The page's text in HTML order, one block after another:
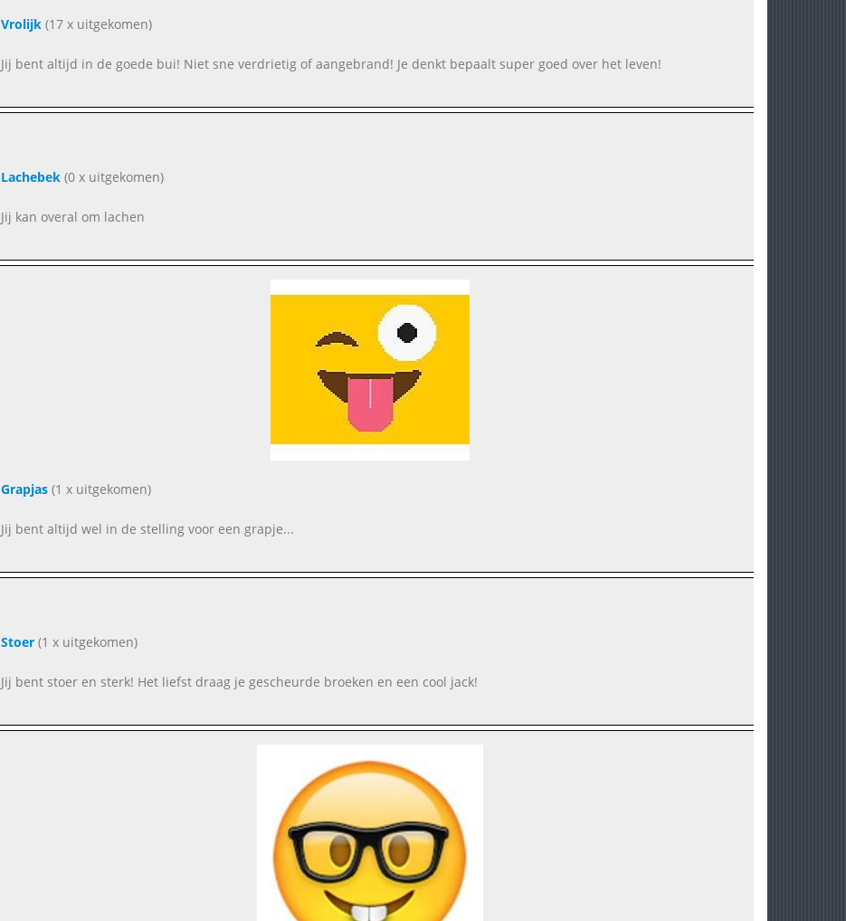
Vrolijk(17 x uitgekomen)
Jij bent altijd in de goede bui! Niet sne verdrietig of aangebrand! Je denkt bepaalt super goed over het leven!
Lachebek(0 x uitgekomen)
Jij kan overal om lachen
Grapjas(1 x uitgekomen)
Jij bent altijd wel in de stelling voor een grapje...
Stoer(1 x uitgekomen)
Jij bent stoer en sterk! Het liefst draag je gescheurde broeken en een cool jack!